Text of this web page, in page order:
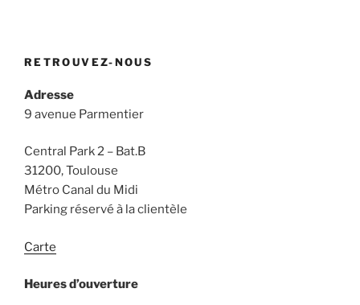
RETROUVEZ-NOUS
Adresse
9 avenue Parmentier
Central Park 2 – Bat.B
31200, Toulouse
Métro Canal du Midi
Parking réservé à la clientèle
Carte
Heures d’ouverture